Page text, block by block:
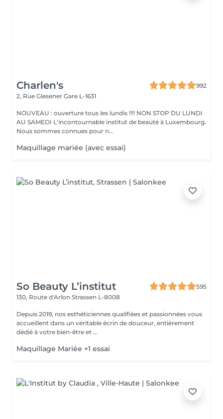
Charlen's
992
2, Rue Glesener Gare L-1631
NOUVEAU : ouverture tous les lundis !!!! NON STOP DU LUNDI
AU SAMEDI L'incontournable institut de beauté à Luxembourg.
Nous sommes connues pour n...
Maquillage mariée (avec essai)
So Beauty L’institut
595
130, Route d'Arlon Strassen L-8008
Depuis 2019, nos esthéticiennes qualifiées et passionnées vous
accueillent dans un véritable écrin de douceur, entièrement
dédié à votre bien-être et ...
Maquillage Mariée +1 essai